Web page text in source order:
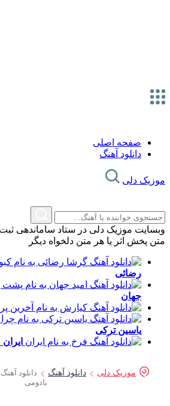
صفحه اصلی
دانلود آهنگ
دلی
موزیک دلی در ستاد ساماندهی ثبت
پخش اثر یا هر متن دلخواه دیگر
رضائی
جهان
یاسین ترکی
ایران
موزیک دلی دانلود آهنگ
دانلود آهنگ
بادومی